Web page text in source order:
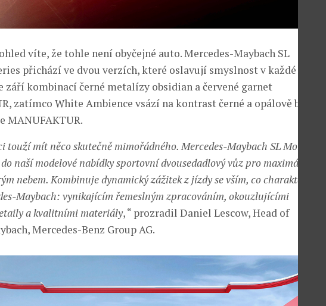
víte, že tohle není obyčejné auto. Mercedes-Maybach SL
přichází ve dvou verzích, které oslavují smyslnost v každé lince.
září kombinací černé metalízy obsidian a červené garnet
zatímco White Ambience vsází na kontrast černé a opálově bílé
MANUFAKTUR.
touží mít něco skutečně mimořádného. Mercedes-Maybach SL Monogram
naší modelové nabídky sportovní dvousedadlový vůz pro maximální
nebem. Kombinuje dynamický zážitek z jízdy se vším, co charakterizuje
Maybach: vynikajícím řemeslným zpracováním, okouzlujícími
a kvalitními materiály, “ prozradil Daniel Lescow, Head of
Mercedes-Benz Group AG.